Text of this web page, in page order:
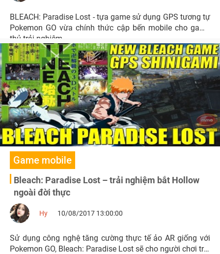
BLEACH: Paradise Lost - tựa game sử dụng GPS tương tự
Pokemon GO vừa chính thức cập bến mobile cho game
thủ trải nghiệm.
Game mobile
Bleach: Paradise Lost – trải nghiệm bắt Hollow
ngoài đời thực
Hy 10/08/2017 13:00:00
Sử dụng công nghệ tăng cường thực tế ảo AR giống với
Pokemon GO, Bleach: Paradise Lost sẽ cho người chơi trải